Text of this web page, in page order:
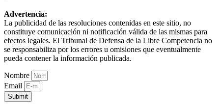
Advertencia:
La publicidad de las resoluciones contenidas en este sitio, no
constituye comunicación ni notificación válida de las mismas para
efectos legales. El Tribunal de Defensa de la Libre Competencia no
se responsabiliza por los errores u omisiones que eventualmente
pueda contener la información publicada.
Nombre
Email
Submit